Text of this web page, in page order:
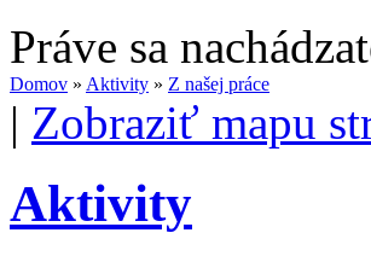
Práve sa
Domov » Aktivity » Z našej práce
| Zobraziť mapu
Aktivity